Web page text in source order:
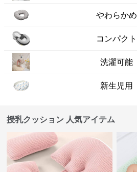
やわらかめ
コンパクト
洗濯可能
新生児用
授乳クッション 人気アイテム